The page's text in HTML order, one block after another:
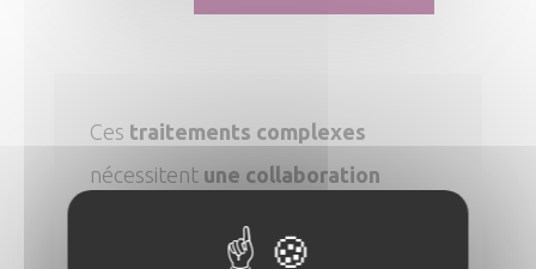
Ces traitements complexes
nécessitent une collaboration
chirurgien maxillo-facial